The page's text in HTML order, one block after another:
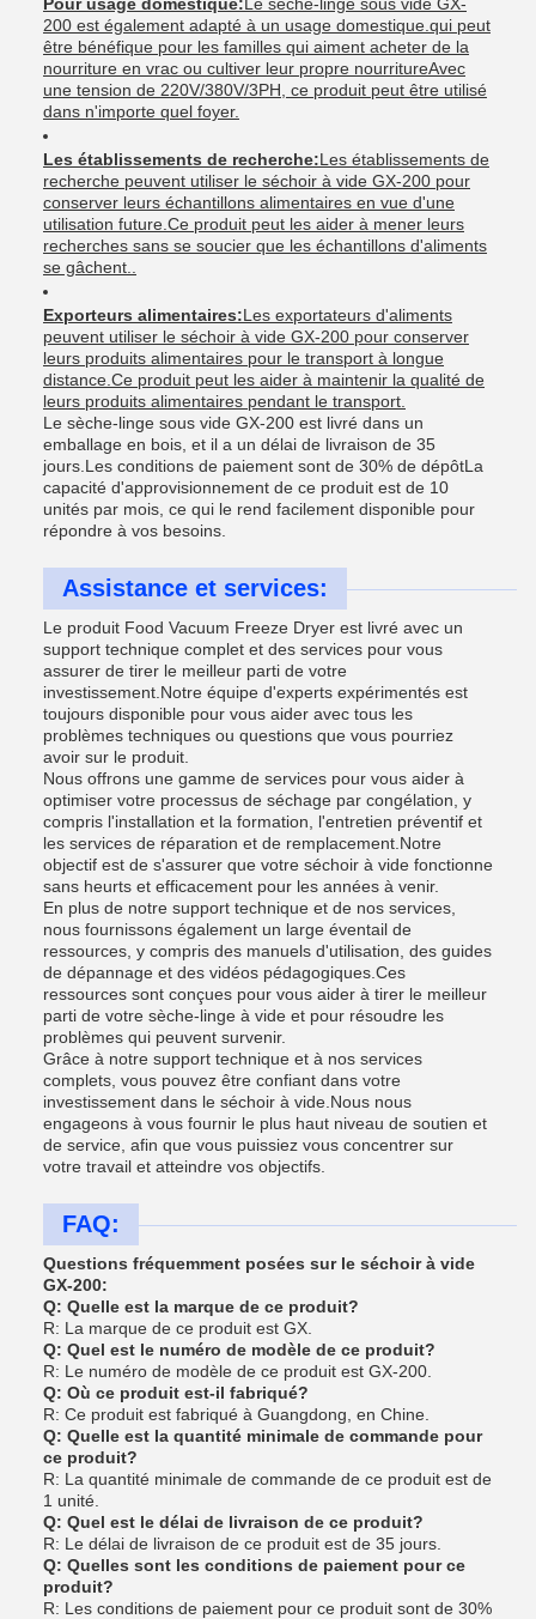
200 est également adapté à un usage domestique.qui peut
être bénéfique pour les familles qui aiment acheter de la
nourriture en vrac ou cultiver leur propre nourritureAvec
une tension de 220V/380V/3PH, ce produit peut être utilisé
dans n'importe quel foyer.
Les établissements de recherche:Les établissements de
recherche peuvent utiliser le séchoir à vide GX-200 pour
conserver leurs échantillons alimentaires en vue d'une
utilisation future.Ce produit peut les aider à mener leurs
recherches sans se soucier que les échantillons d'aliments
se gâchent..
Exporteurs alimentaires:Les exportateurs d'aliments
peuvent utiliser le séchoir à vide GX-200 pour conserver
leurs produits alimentaires pour le transport à longue
distance.Ce produit peut les aider à maintenir la qualité de
leurs produits alimentaires pendant le transport.
Le sèche-linge sous vide GX-200 est livré dans un
emballage en bois, et il a un délai de livraison de 35
jours.Les conditions de paiement sont de 30% de dépôtLa
capacité d'approvisionnement de ce produit est de 10
unités par mois, ce qui le rend facilement disponible pour
répondre à vos besoins.
Assistance et services:
Le produit Food Vacuum Freeze Dryer est livré avec un
support technique complet et des services pour vous
assurer de tirer le meilleur parti de votre
investissement.Notre équipe d'experts expérimentés est
toujours disponible pour vous aider avec tous les
problèmes techniques ou questions que vous pourriez
avoir sur le produit.
Nous offrons une gamme de services pour vous aider à
optimiser votre processus de séchage par congélation, y
compris l'installation et la formation, l'entretien préventif et
les services de réparation et de remplacement.Notre
objectif est de s'assurer que votre séchoir à vide fonctionne
sans heurts et efficacement pour les années à venir.
En plus de notre support technique et de nos services,
nous fournissons également un large éventail de
ressources, y compris des manuels d'utilisation, des guides
de dépannage et des vidéos pédagogiques.Ces
ressources sont conçues pour vous aider à tirer le meilleur
parti de votre sèche-linge à vide et pour résoudre les
problèmes qui peuvent survenir.
Grâce à notre support technique et à nos services
complets, vous pouvez être confiant dans votre
investissement dans le séchoir à vide.Nous nous
engageons à vous fournir le plus haut niveau de soutien et
de service, afin que vous puissiez vous concentrer sur
votre travail et atteindre vos objectifs.
FAQ:
Questions fréquemment posées sur le séchoir à vide
GX-200:
Q: Quelle est la marque de ce produit?
R: La marque de ce produit est GX.
Q: Quel est le numéro de modèle de ce produit?
R: Le numéro de modèle de ce produit est GX-200.
Q: Où ce produit est-il fabriqué?
R: Ce produit est fabriqué à Guangdong, en Chine.
Q: Quelle est la quantité minimale de commande pour
ce produit?
R: La quantité minimale de commande de ce produit est de
1 unité.
Q: Quel est le délai de livraison de ce produit?
R: Le délai de livraison de ce produit est de 35 jours.
Q: Quelles sont les conditions de paiement pour ce
produit?
R: Les conditions de paiement pour ce produit sont de 30%